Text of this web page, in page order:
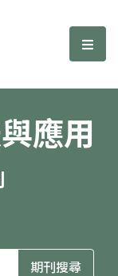
期刊 選
應用